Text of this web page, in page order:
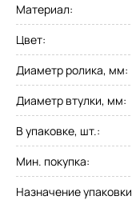
Материал:
Цвет:
Диаметр ролика, мм:
Диаметр втулки, мм:
В упаковке, шт.:
Мин. покупка:
Назначение упаковки